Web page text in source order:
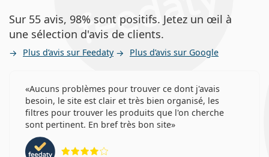
Sur 55 avis, 98% sont positifs. Jetez un œil à
une sélection d'avis de clients.
Plus d’avis sur Feedaty Plus d’avis sur Google
Aucuns problèmes pour trouver ce dont j'avais
besoin, le site est clair et très bien organisé, les
filtres pour trouver les produits que l'on cherche
sont pertinent. En bref très bon site